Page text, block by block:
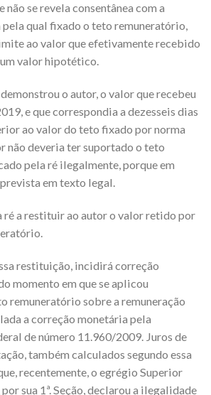
não se revela consentânea com a
qual fixado o teto remuneratório,
ao valor que efetivamente recebido
valor hipotético.
o autor, o valor que recebeu
e que correspondia a dezesseis dias
ao valor do teto fixado por norma
não deveria ter suportado o teto
pela ré ilegalmente, porque em
em texto legal.
ré a restituir ao autor o valor retido por
restituição, incidirá correção
momento em que se aplicou
remuneratório sobre a remuneração
a correção monetária pela
de número 11.960/2009. Juros de
também calculados segundo essa
recentemente, o egrégio Superior
sua 1ª. Seção, declarou a ilegalidade